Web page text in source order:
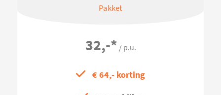
Pakket
32,-* / p.u.
€ 64,- korting